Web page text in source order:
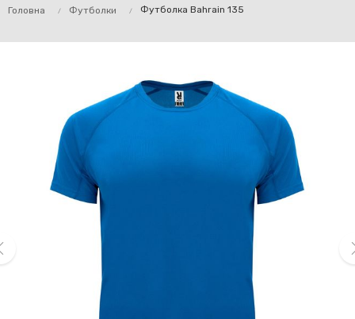
Головна Футболки Футболка Bahrain 135